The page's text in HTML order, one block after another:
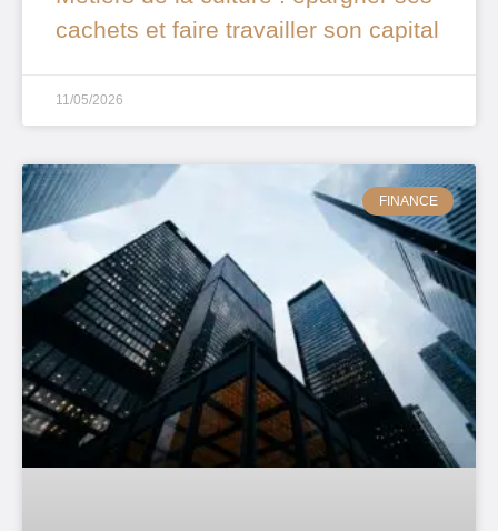
cachets et faire travailler son capital
11/05/2026
FINANCE